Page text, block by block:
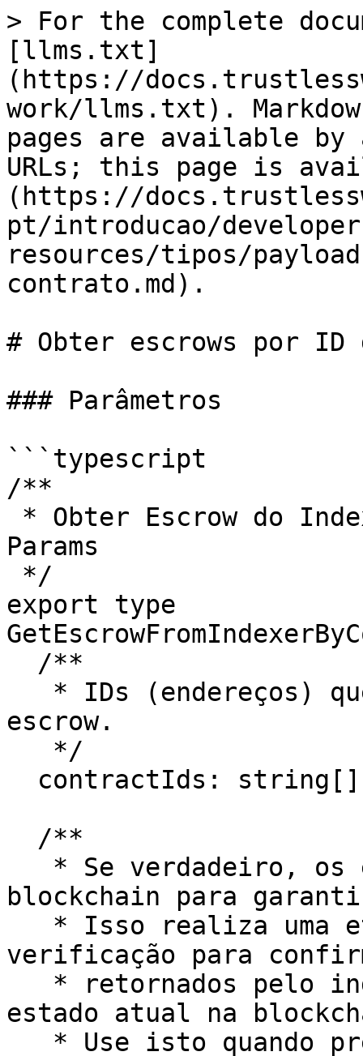
> For the complete
[llms.txt]
(https://
work/llms.txt).
pages are available by
URLs; this page is
(https://
pt/introducao/
resources/tipos/
contrato.md).
# Obter escrows por ID
### Parâmetros
```typescript
/**
Params
export type
escrow.
blockchain para
verificação para
estado atual na